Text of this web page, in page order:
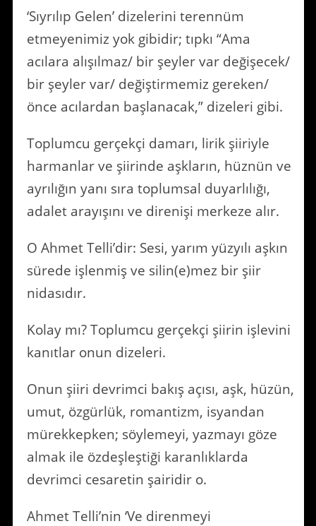
‘Sıyrılıp Gelen’ dizelerini terennüm
etmeyenimiz yok gibidir; tıpkı “Ama
acılara alışılmaz/ bir şeyler var değişecek/
bir şeyler var/ değiştirmemiz gereken/
önce acılardan başlanacak,” dizeleri gibi.
Toplumcu gerçekçi damarı, lirik şiiriyle
harmanlar ve şiirinde aşkların, hüznün ve
ayrılığın yanı sıra toplumsal duyarlılığı,
adalet arayışını ve direnişi merkeze alır.
O Ahmet Telli’dir: Sesi, yarım yüzyılı aşkın
sürede işlenmiş ve silin(e)mez bir şiir
nidasıdır.
Kolay mı? Toplumcu gerçekçi şiirin işlevini
kanıtlar onun dizeleri.
Onun şiiri devrimci bakış açısı, aşk, hüzün,
umut, özgürlük, romantizm, isyandan
mürekkepken; söylemeyi, yazmayı göze
almak ile özdeşleştiği karanlıklarda
devrimci cesaretin şairidir o.
Ahmet Telli’nin ‘Ve direnmeyi